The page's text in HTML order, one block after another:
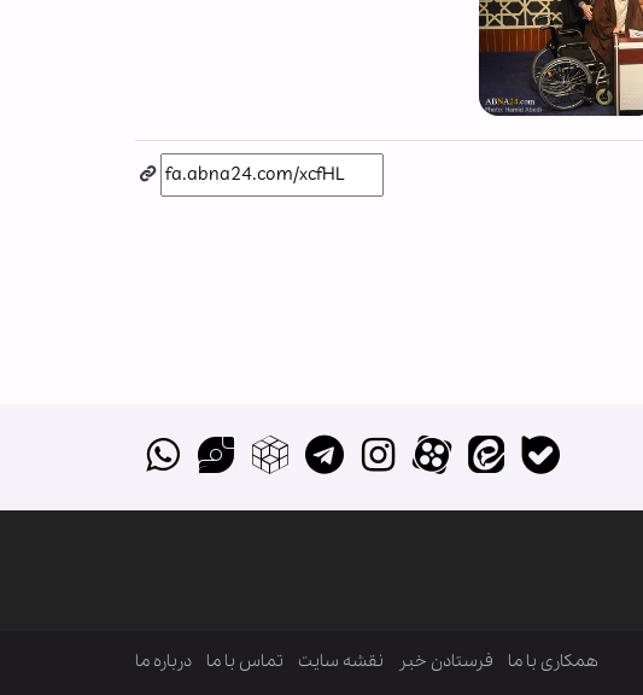
همکاری با ما فرستادن خبر نقشه سایت تماس با ما درباره ما